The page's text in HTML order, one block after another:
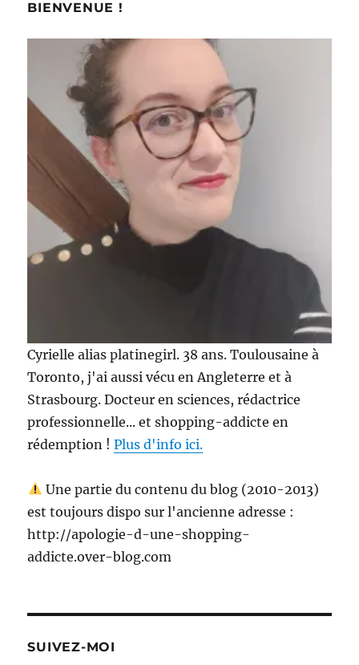
BIENVENUE !
Cyrielle alias platinegirl. 38 ans. Toulousaine à
Toronto, j'ai aussi vécu en Angleterre et à
Strasbourg. Docteur en sciences, rédactrice
professionnelle... et shopping-addicte en
rédemption !Plus d'info ici.
Une partie du contenu du blog (2010-2013)
est toujours dispo sur l'ancienne adresse :
http://apologie-d-une-shopping-
addicte.over-blog.com
SUIVEZ-MOI